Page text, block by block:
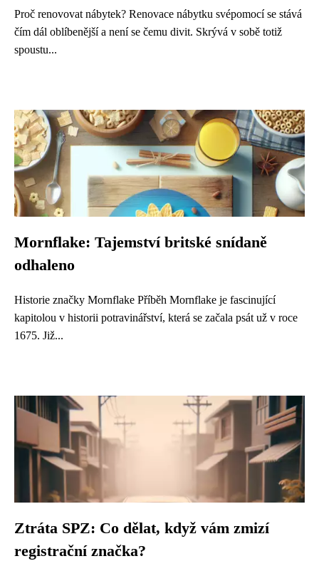
Proč renovovat nábytek? Renovace nábytku svépomocí se stává
čím dál oblíbenější a není se čemu divit. Skrývá v sobě totiž
spoustu...
Mornflake: Tajemství britské snídaně
odhaleno
Historie značky Mornflake Příběh Mornflake je fascinující
kapitolou v historii potravinářství, která se začala psát už v roce
1675. Již...
Ztráta SPZ: Co dělat, když vám zmizí
registrační značka?